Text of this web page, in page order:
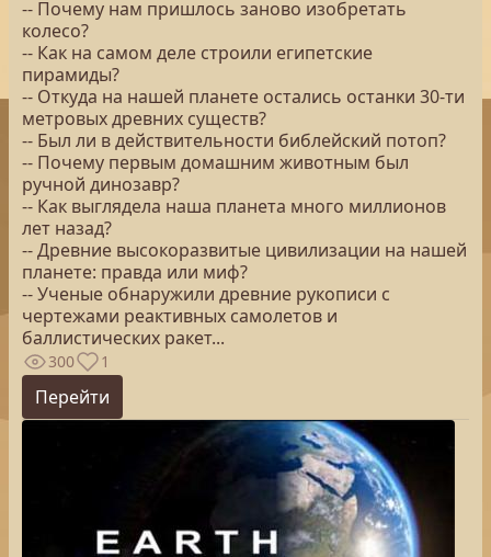
-- Почему нам пришлось заново изобретать
колесо?
-- Как на самом деле строили египетские
пирамиды?
-- Откуда на нашей планете остались останки 30-ти
метровых древних существ?
-- Был ли в действительности библейский потоп?
-- Почему первым домашним животным был
ручной динозавр?
-- Как выглядела наша планета много миллионов
лет назад?
-- Древние высокоразвитые цивилизации на нашей
планете: правда или миф?
-- Ученые обнаружили древние рукописи с
чертежами реактивных самолетов и
баллистических ракет...
300 1
Перейти